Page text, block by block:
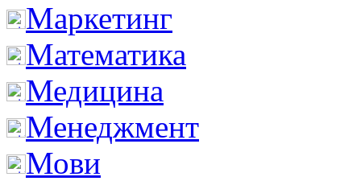
Маркетинг
Математика
Медицина
Менеджмент
Мови